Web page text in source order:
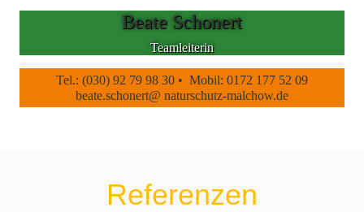
Beate Schonert
Teamleiterin
Tel.: (030) 92 79 98 30 • Mobil: 0172 177 52 09
beate.schonert@ naturschutz-malchow.de
Referenzen